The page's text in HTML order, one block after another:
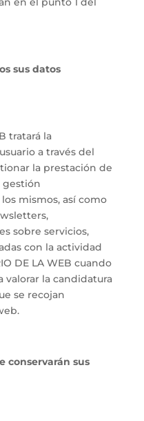
sus datos
tratará la
a través del
la prestación de
gestión
mismos, así como
,
sobre servicios,
con la actividad
DE LA WEB cuando
valorar la candidatura
se recojan
conservarán sus